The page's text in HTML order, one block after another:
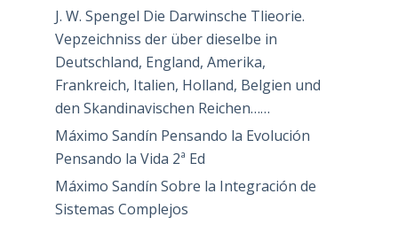
J. W. Spengel Die Darwinsche Tlieorie.
Vepzeichniss der über dieselbe in
Deutschland, England, Amerika,
Frankreich, Italien, Holland, Belgien und
den Skandinavischen Reichen……
Máximo Sandín Pensando la Evolución
Pensando la Vida 2ª Ed
Máximo Sandín Sobre la Integración de
Sistemas Complejos